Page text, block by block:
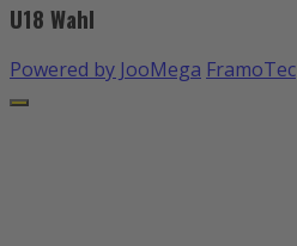
U18 Wahl
Powered by JooMega FramoTec